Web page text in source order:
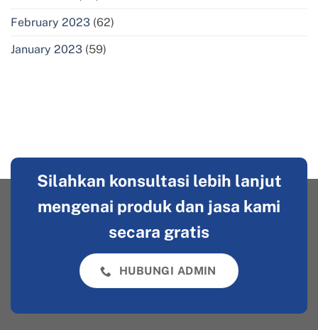
February 2023 (62)
January 2023 (59)
Silahkan konsultasi lebih lanjut
mengenai produk dan jasa kami
secara gratis
HUBUNGI ADMIN